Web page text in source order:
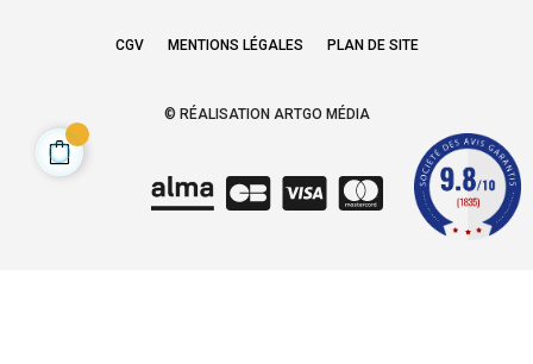
CGV MENTIONS LÉGALES PLAN DE SITE
© RÉALISATION ARTGO MÉDIA